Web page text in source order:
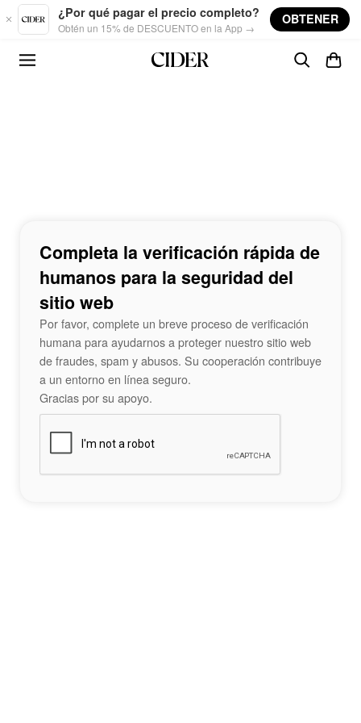
Skip to main content
¿Por qué pagar el precio completo?
Obtén un 15% de DESCUENTO en la App →
OBTENER
Completa la verificación rápida de
humanos para la seguridad del
sitio web
Por favor, complete un breve proceso de verificación
humana para ayudarnos a proteger nuestro sitio web
de fraudes, spam y abusos. Su cooperación contribuye
a un entorno en línea seguro.
Gracias por su apoyo.